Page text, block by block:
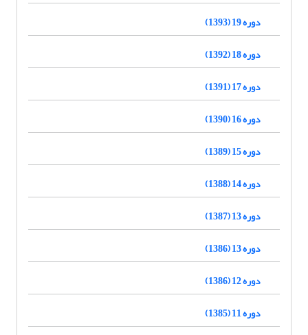
دوره 19 (1393)
دوره 18 (1392)
دوره 17 (1391)
دوره 16 (1390)
دوره 15 (1389)
دوره 14 (1388)
دوره 13 (1387)
دوره 13 (1386)
دوره 12 (1386)
دوره 11 (1385)